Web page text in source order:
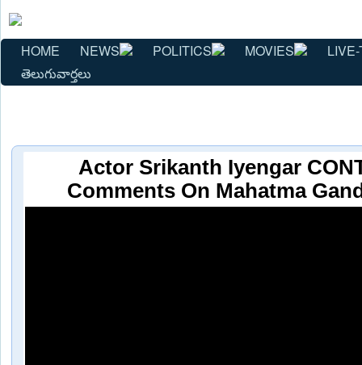
HOME NEWS POLITICS MOVIES
తెలుగువార్తలు
Actor Srikanth Iyengar
Comments On Mahatma